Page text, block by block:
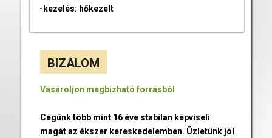
-kezelés: hőkezelt
BIZALOM
Vásároljon megbízható forrásból
Cégünk több mint 16 éve stabilan képviseli
magát az ékszer kereskedelemben. Üzletünk jól